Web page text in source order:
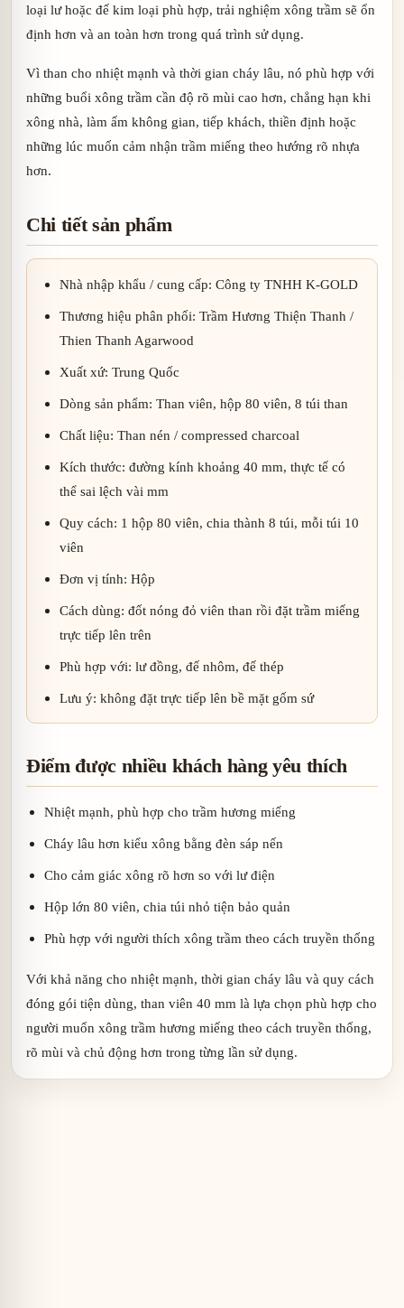
loại lư hoặc đế kim loại phù hợp, trải nghiệm xông trầm sẽ ổn
định hơn và an toàn hơn trong quá trình sử dụng.
Vì than cho nhiệt mạnh và thời gian cháy lâu, nó phù hợp với
những buổi xông trầm cần độ rõ mùi cao hơn, chẳng hạn khi
xông nhà, làm ấm không gian, tiếp khách, thiền định hoặc
những lúc muốn cảm nhận trầm miếng theo hướng rõ nhựa
hơn.
Chi tiết sản phẩm
Nhà nhập khẩu / cung cấp: Công ty TNHH K-GOLD
Thương hiệu phân phối: Trầm Hương Thiện Thanh /
Thien Thanh Agarwood
Xuất xứ: Trung Quốc
Dòng sản phẩm: Than viên, hộp 80 viên, 8 túi than
Chất liệu: Than nén / compressed charcoal
Kích thước: đường kính khoảng 40 mm, thực tế có
thể sai lệch vài mm
Quy cách: 1 hộp 80 viên, chia thành 8 túi, mỗi túi 10
viên
Đơn vị tính: Hộp
Cách dùng: đốt nóng đỏ viên than rồi đặt trầm miếng
trực tiếp lên trên
Phù hợp với: lư đồng, đế nhôm, đế thép
Lưu ý: không đặt trực tiếp lên bề mặt gốm sứ
Điểm được nhiều khách hàng yêu thích
Nhiệt mạnh, phù hợp cho trầm hương miếng
Cháy lâu hơn kiểu xông bằng đèn sáp nến
Cho cảm giác xông rõ hơn so với lư điện
Hộp lớn 80 viên, chia túi nhỏ tiện bảo quản
Phù hợp với người thích xông trầm theo cách truyền thống
Với khả năng cho nhiệt mạnh, thời gian cháy lâu và quy cách
đóng gói tiện dùng, than viên 40 mm là lựa chọn phù hợp cho
người muốn xông trầm hương miếng theo cách truyền thống,
rõ mùi và chủ động hơn trong từng lần sử dụng.